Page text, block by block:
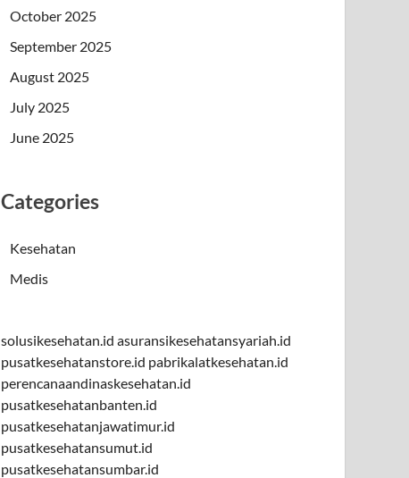
October 2025
September 2025
August 2025
July 2025
June 2025
Categories
Kesehatan
Medis
solusikesehatan.id asuransikesehatansyariah.id
pusatkesehatanstore.id pabrikalatkesehatan.id
perencanaandinaskesehatan.id
pusatkesehatanbanten.id
pusatkesehatanjawatimur.id
pusatkesehatansumut.id
pusatkesehatansumbar.id